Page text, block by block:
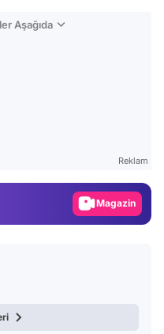
Aşağıda
Reklam
Magazin